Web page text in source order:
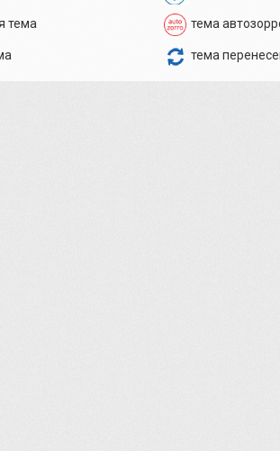
тема тема
тема